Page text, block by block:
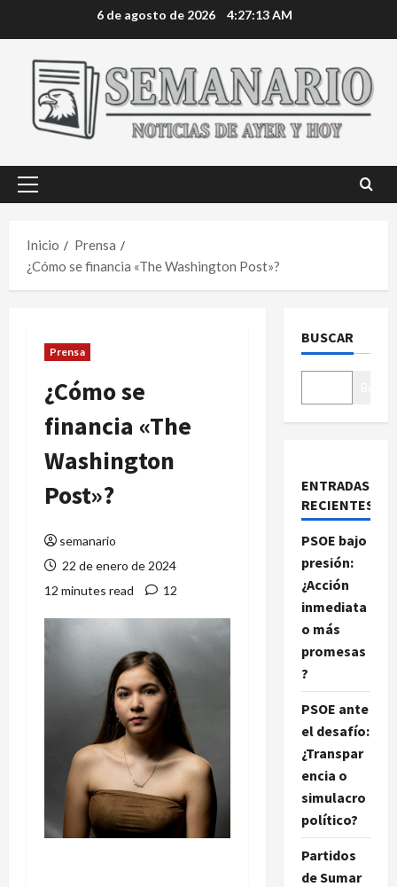
6 de agosto de 2026 4:27:14 AM
Menú
Inicio
Prensa
¿Cómo se financia «The Washington Post»?
Prensa
¿Cómo se
financia «The
Washington
Post»?
semanario
22 de enero de 2024
12 minutes read
12
BUSCAR
ENTRADAS
RECIENTES
PSOE bajo
presión:
¿Acción
inmediata
o más
promesas
?
PSOE ante
el desafío:
¿Transpar
encia o
simulacro
político?
Partidos
de Sumar